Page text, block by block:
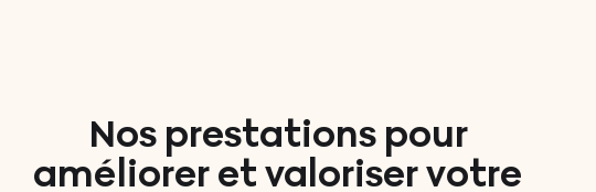
Nos prestations pour
améliorer et valoriser votre